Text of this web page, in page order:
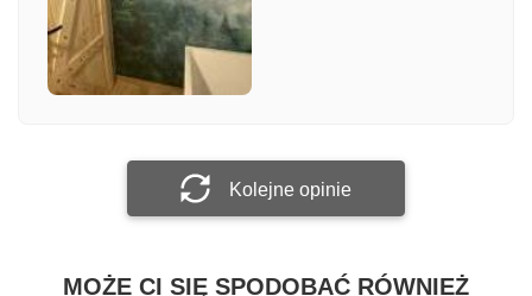
Załącz zdjęcie
Kolejne opinie
MOŻE CI SIĘ SPODOBAĆ RÓWNIEŻ